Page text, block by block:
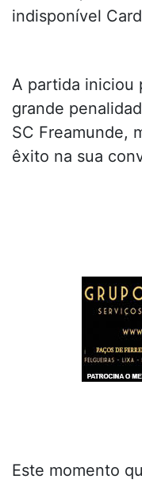
indisponível
A partida iniciou
grande
SC Freamunde,
êxito na sua
Este momento